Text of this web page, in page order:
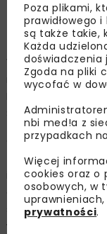
Zdjęcie:
W wydarzeniu
należącą do niej
Świadomy
Co roku w
zostaje wielu
istniejących
drogowego jest
skierowane do
właściwe
Poza plikami,
prawidłowego
są także takie,
Każda
doświadczenia
Zgoda na pliki
wycofać w
nbi med!a z
przypadkach
Więcej
cookies oraz o
osobowych, w
uprawnieniach,
prywatności.